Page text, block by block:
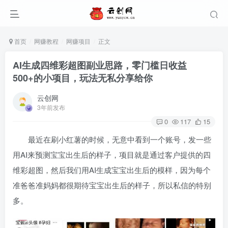
首页 网赚教程 网赚项目 正文
AI生成四维彩超图副业思路，零门槛日收益
500+的小项目，玩法无私分享给你
云创网
3年前发布
0 117 15
最近在刷小红薯的时候，无意中看到一个账号，发一些
用AI来预测宝宝出生后的样子，项目就是通过客户提供的四
维彩超图，然后我们用AI生成宝宝出生后的模样，因为每个
准爸爸准妈妈都很期待宝宝出生后的样子，所以私信的特别
多。